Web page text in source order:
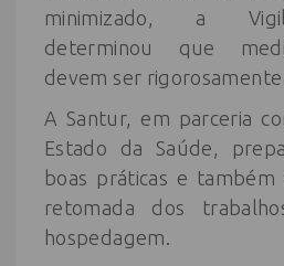
minimizado, a
determinou que
devem ser
A Santur, em parceria
Estado da Saúde,
boas práticas e
retomada dos
hospedagem.